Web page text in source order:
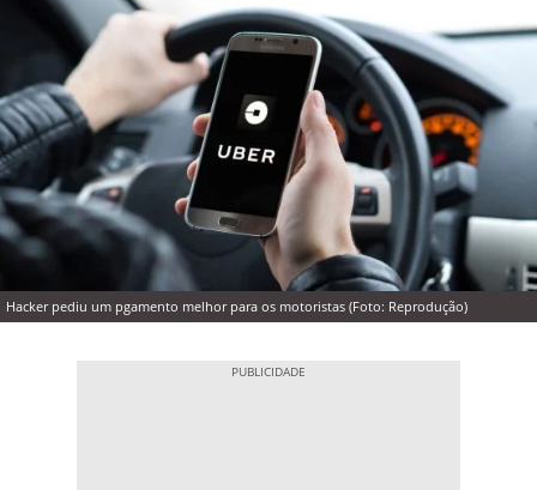
Hacker pediu um pgamento melhor para os motoristas (Foto: Reprodução)